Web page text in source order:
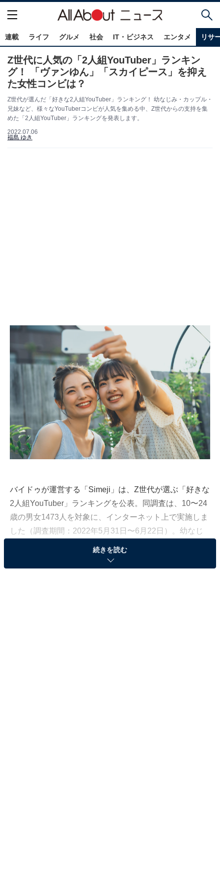
連載 ライフ グルメ 社会 IT・ビジネス エンタメ リサ
Z世代に人気の「2人組YouTuber」ランキン
グ！ 「ヴァンゆん」「スカイピース」を抑え
た女性コンビは？
Z世代が選んだ「好きな2人組YouTuber」ランキング！ 幼なじみ・カップル・
兄妹など、様々なYouTuberコンビが人気を集める中、Z世代からの支持を集
めた「2人組YouTuber」ランキングを発表します。
2022.07.06
福島 ゆき
バイドゥが運営する「Simeji」は、Z世代が選ぶ「好きな
2人組YouTuber」ランキングを公表。同調査は、10〜24
歳の男女1473人を対象に、インターネット上で実施しま
した（調査期間：2022年5月31日〜6月22日）。幼なじ
み・カップル・兄妹など様々なYouTuberコンビが人気を
集める中、Z世代からの支持を集めた「2人組YouTuber」
続きを読む